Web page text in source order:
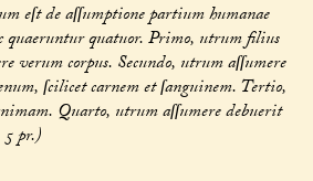
eſt de aſſumptione partium humanae
quaeruntur quatuor. Primo, utrum filius
verum corpus. Secundo, utrum aſſumere
ſcilicet carnem et ſanguinem. Tertio,
Quarto, utrum aſſumere debuerit
pr.)